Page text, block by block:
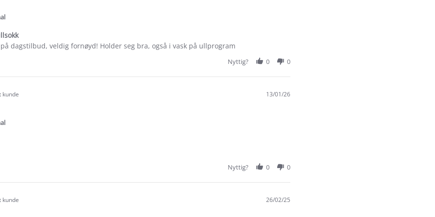
dagstilbud, veldig fornøyd! Holder seg bra, også i vask på ullprogram
Nyttig? 0 0
kunde 13/01/26
Nyttig? 0 0
kunde 26/02/25